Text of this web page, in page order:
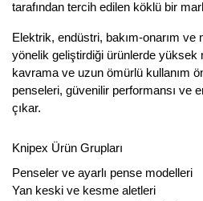
tarafından tercih edilen köklü bir
Elektrik, endüstri, bakım-onarım ve
yönelik geliştirdiği ürünlerde
kavrama ve uzun ömürlü kullanım
penseleri, güvenilir performansı ve
çıkar.
Knipex Ürün Grupları
Penseler ve ayarlı pense modelleri
Yan keski ve kesme aletleri